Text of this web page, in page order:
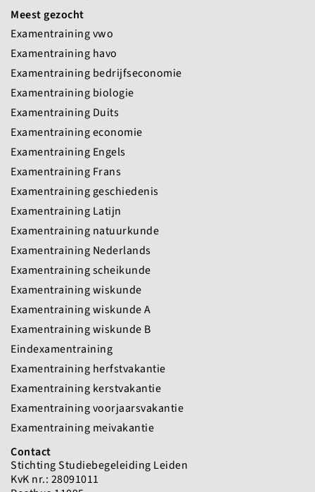
Meest gezocht
Examentraining vwo
Examentraining havo
Examentraining bedrijfseconomie
Examentraining biologie
Examentraining Duits
Examentraining economie
Examentraining Engels
Examentraining Frans
Examentraining geschiedenis
Examentraining Latijn
Examentraining natuurkunde
Examentraining Nederlands
Examentraining scheikunde
Examentraining wiskunde
Examentraining wiskunde A
Examentraining wiskunde B
Eindexamentraining
Examentraining herfstvakantie
Examentraining kerstvakantie
Examentraining voorjaarsvakantie
Examentraining meivakantie
Contact
Stichting Studiebegeleiding Leiden
KvK nr.: 28091011